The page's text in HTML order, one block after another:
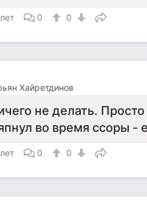
0 0
Хайретдинов
не делать.
во время ссоры -
0 0